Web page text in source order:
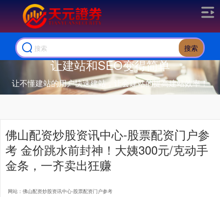
搜索
让建站和SEO变得简单
让不懂建站的用户快速建站，让会建站的提高建站效率！
佛山配资炒股资讯中心-股票配资门户参
考 金价跳水前封神！大姨300元/克动手
金条，一齐卖出狂赚
网站：佛山配资炒股资讯中心-股票配资门户参考